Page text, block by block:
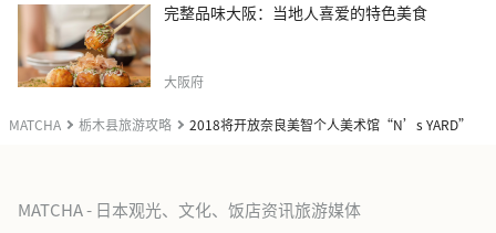
MATCHA 栃木县旅游攻略 2018将开放奈良美智个人美术馆“N’s YARD”
完整品味大阪：当地人喜爱的特色美食
大阪府
MATCHA - 日本观光、文化、饭店资讯旅游媒体